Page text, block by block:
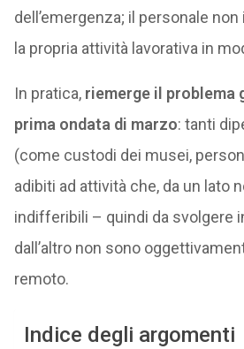
dell’emergenza; il personale
la propria attività lavorativa in
In pratica, riemerge il problema
prima ondata di marzo: tanti
(come custodi dei musei,
adibiti ad attività che, da un lato
indifferibili – quindi da svolgere
dall’altro non sono
remoto.
Indice degli argomenti